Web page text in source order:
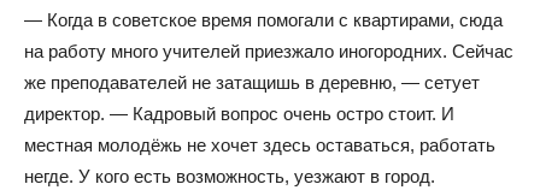
— Когда в советское время помогали с квартирами, сюда
на работу много учителей приезжало иногородних. Сейчас
же преподавателей не затащишь в деревню, — сетует
директор. — Кадровый вопрос очень остро стоит. И
местная молодёжь не хочет здесь оставаться, работать
негде. У кого есть возможность, уезжают в город.